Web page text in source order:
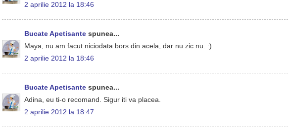
2 aprilie 2012 la 18:46
Bucate Apetisante spunea...
Maya, nu am facut niciodata bors din acela, dar nu zic nu. :)
2 aprilie 2012 la 18:46
Bucate Apetisante spunea...
Adina, eu ti-o recomand. Sigur iti va placea.
2 aprilie 2012 la 18:47